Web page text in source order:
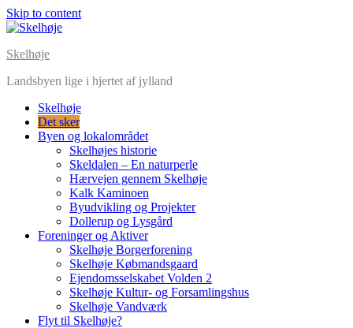
Skip to content
Skelhøje
Landsbyen lige i hjertet af jylland
Skelhøje
Det sker
Byen og lokalområdet
Skelhøjes historie
Skeldalen – En naturperle
Hærvejen gennem Skelhøje
Kalk Kaminoen
Byudvikling og Projekter
Dollerup og Lysgård
Foreninger og Aktiver
Skelhøje Borgerforening
Skelhøje Købmandsgaard
Ejendomsselskabet Volden 2
Skelhøje Kultur- og Forsamlingshus
Skelhøje Vandværk
Flyt til Skelhøje?